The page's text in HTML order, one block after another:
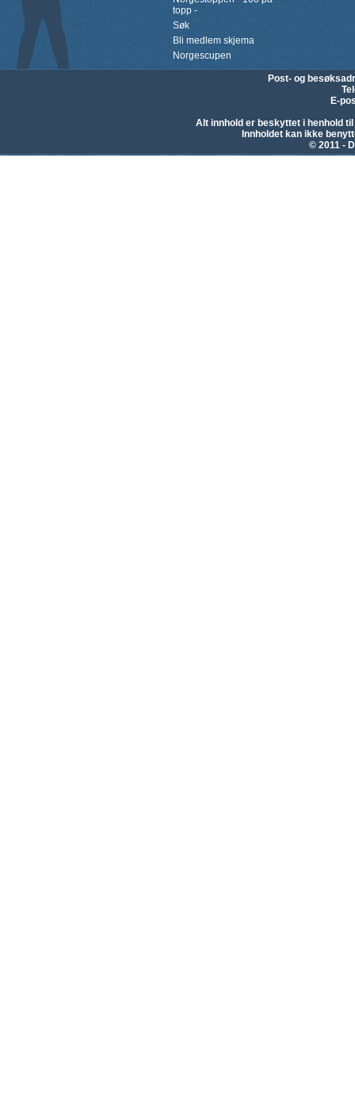
topp -
Søk
Bli medlem skjema
Norgescupen
Post- og
E-
Alt innhold er beskyttet i henhold
Innholdet kan ikke
© 2011 -